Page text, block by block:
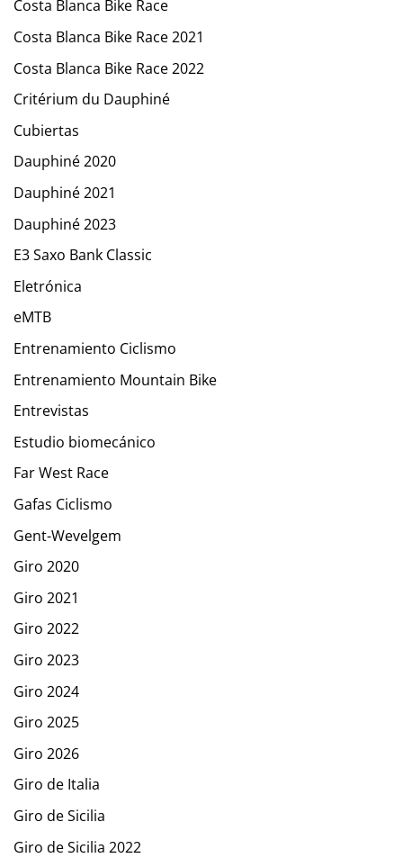
Costa Blanca Bike Race
Costa Blanca Bike Race 2021
Costa Blanca Bike Race 2022
Critérium du Dauphiné
Cubiertas
Dauphiné 2020
Dauphiné 2021
Dauphiné 2023
E3 Saxo Bank Classic
Eletrónica
eMTB
Entrenamiento Ciclismo
Entrenamiento Mountain Bike
Entrevistas
Estudio biomecánico
Far West Race
Gafas Ciclismo
Gent-Wevelgem
Giro 2020
Giro 2021
Giro 2022
Giro 2023
Giro 2024
Giro 2025
Giro 2026
Giro de Italia
Giro de Sicilia
Giro de Sicilia 2022